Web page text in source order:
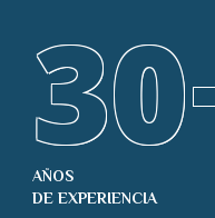
30
AÑOS
DE EXPERIENCIA